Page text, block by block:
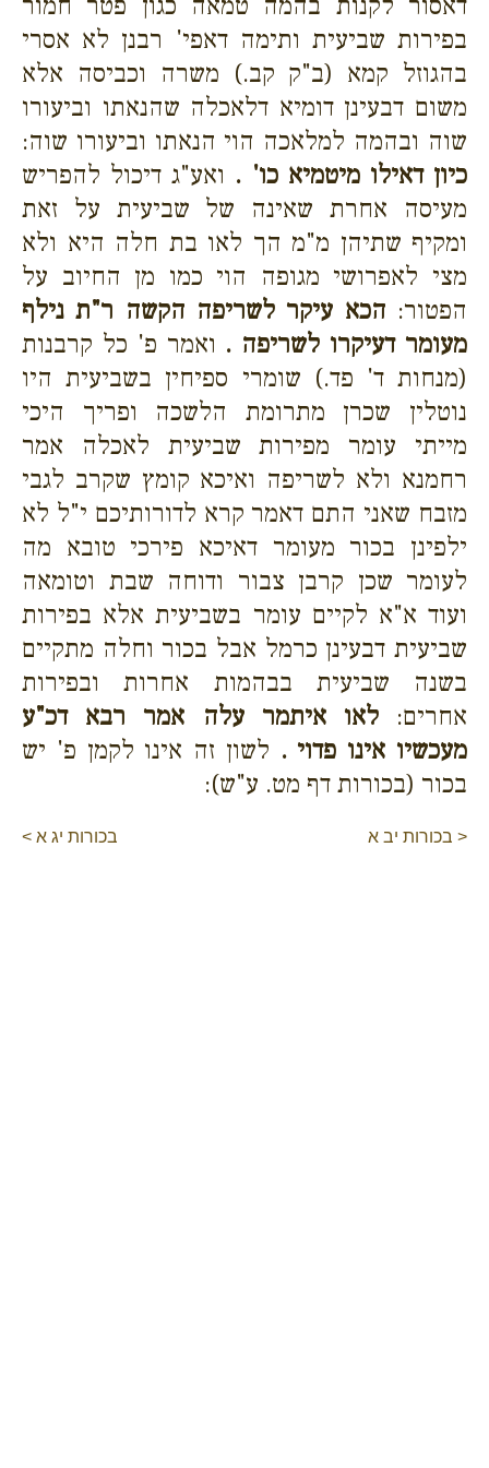
בפירות שביעית ותימה דאפי' רבנן לא אסרי
בהגוזל קמא (ב"ק קב.) משרה וכביסה אלא
משום דבעינן דומיא דלאכלה שהנאתו וביעורו
שוה ובהמה למלאכה הוי הנאתו וביעורו שוה:
כיון דאילו מיטמיא כו' . ואע"ג דיכול להפריש
מעיסה אחרת שאינה של שביעית על זאת
ומקיף שתיהן מ"מ הך לאו בת חלה היא ולא
מצי לאפרושי מגופה הוי כמו מן החיוב על
הפטור: הכא עיקר לשריפה הקשה ר"ת נילף
מעומר דעיקרו לשריפה . ואמר פ' כל קרבנות
(מנחות ד' פד.) שומרי ספיחין בשביעית היו
נוטלין שכרן מתרומת הלשכה ופריך היכי
מייתי עומר מפירות שביעית לאכלה אמר
רחמנא ולא לשריפה ואיכא קומץ שקרב לגבי
מזבח שאני התם דאמר קרא לדורותיכם י"ל לא
ילפינן בכור מעומר דאיכא פירכי טובא מה
לעומר שכן קרבן צבור ודוחה שבת וטומאה
ועוד א"א לקיים עומר בשביעית אלא בפירות
שביעית דבעינן כרמל אבל בכור וחלה מתקיים
בשנה שביעית בבהמות אחרות ובפירות
אחרים:לאו איתמר עלה אמר רבא דכ"ע
מעכשיו אינו פדוי . לשון זה אינו לקמן פ' יש
בכור (בכורות דף מט. ע"ש):
< בכורות יב א בכורות יג א >